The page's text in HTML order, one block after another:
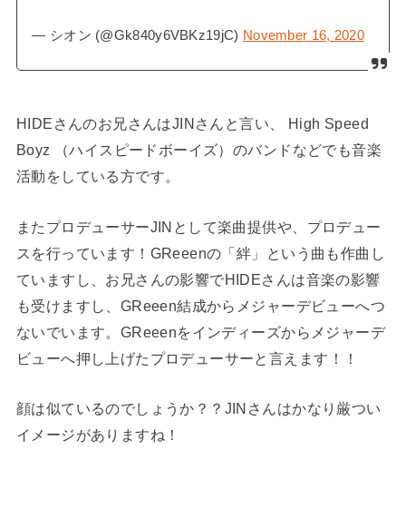
— シオン (@Gk840y6VBKz19jC) November 16, 2020
HIDEさんのお兄さんはJINさんと言い、 High Speed
Boyz （ハイスピードボーイズ）のバンドなどでも音楽
活動をしている方です。
またプロデューサーJINとして楽曲提供や、プロデュー
スを行っています！GReeenの「絆」という曲も作曲し
ていますし、お兄さんの影響でHIDEさんは音楽の影響
も受けますし、GReeen結成からメジャーデビューへつ
ないでいます。GReeenをインディーズからメジャーデ
ビューへ押し上げたプロデューサーと言えます！！
顔は似ているのでしょうか？？JINさんはかなり厳つい
イメージがありますね！